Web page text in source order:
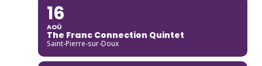
16
AOÛ
The Franc Connection Quintet
Saint-Pierre-sur-Doux